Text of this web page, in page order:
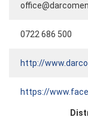
0722 686 500
http://
https://